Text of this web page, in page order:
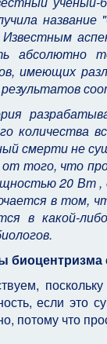
Известным
абсолютно
имеющих
количества
смерти не
того, что
20 Вт ,
в том,
в какой-
если это
потому что